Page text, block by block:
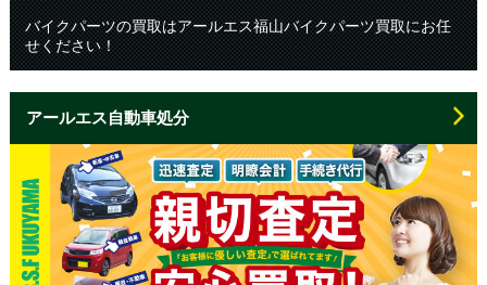
バイクパーツの買取はアールエス福山バイクパーツ買取にお任
せください！
アールエス自動車処分